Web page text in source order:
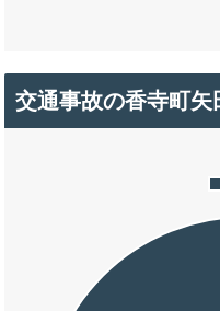
交通事故の香寺町